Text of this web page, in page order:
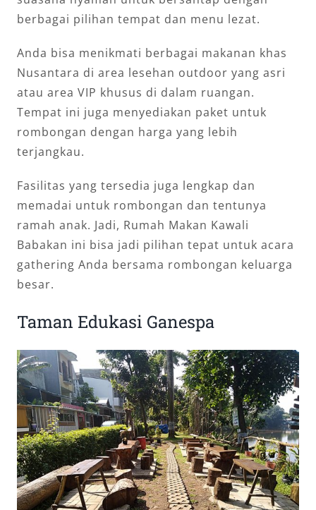
berbagai pilihan tempat dan menu lezat.
Anda bisa menikmati berbagai makanan khas
Nusantara di area lesehan outdoor yang asri
atau area VIP khusus di dalam ruangan.
Tempat ini juga menyediakan paket untuk
rombongan dengan harga yang lebih
terjangkau.
Fasilitas yang tersedia juga lengkap dan
memadai untuk rombongan dan tentunya
ramah anak. Jadi, Rumah Makan Kawali
Babakan ini bisa jadi pilihan tepat untuk acara
gathering Anda bersama rombongan keluarga
besar.
Taman Edukasi Ganespa